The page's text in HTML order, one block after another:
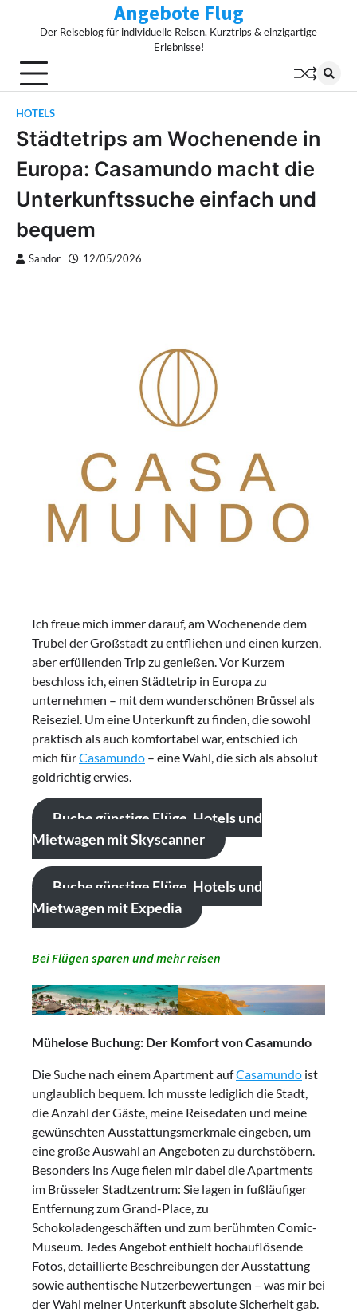
Angebote Flug
Der Reiseblog für individuelle Reisen, Kurztrips & einzigartige
Erlebnisse!
HOTELS
Städtetrips am Wochenende in
Europa: Casamundo macht die
Unterkunftssuche einfach und
bequem
Sandor 12/05/2026
Ich freue mich immer darauf, am Wochenende dem
Trubel der Großstadt zu entfliehen und einen kurzen,
aber erfüllenden Trip zu genießen. Vor Kurzem
beschloss ich, einen Städtetrip in Europa zu
unternehmen – mit dem wunderschönen Brüssel als
Reiseziel. Um eine Unterkunft zu finden, die sowohl
praktisch als auch komfortabel war, entschied ich
mich fürCasamundo – eine Wahl, die sich als absolut
goldrichtig erwies.
Buche günstige Flüge, Hotels und
Mietwagen mit Skyscanner
Buche günstige Flüge, Hotels und
Mietwagen mit Expedia
Bei Flügen sparen und mehr reisen
Mühelose Buchung: Der Komfort von Casamundo
Die Suche nach einem Apartment aufCasamundo ist
unglaublich bequem. Ich musste lediglich die Stadt,
die Anzahl der Gäste, meine Reisedaten und meine
gewünschten Ausstattungsmerkmale eingeben, um
eine große Auswahl an Angeboten zu durchstöbern.
Besonders ins Auge fielen mir dabei die Apartments
im Brüsseler Stadtzentrum: Sie lagen in fußläufiger
Entfernung zum Grand-Place, zu
Schokoladengeschäften und zum berühmten Comic-
Museum. Jedes Angebot enthielt hochauflösende
Fotos, detaillierte Beschreibungen der Ausstattung
sowie authentische Nutzerbewertungen – was mir bei
der Wahl meiner Unterkunft absolute Sicherheit gab.